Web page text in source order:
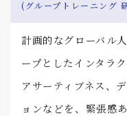
(グループトレーニング
計画的なグローバル
ープとしたインタラ
アサーティブネス、
ョンなどを、緊張感